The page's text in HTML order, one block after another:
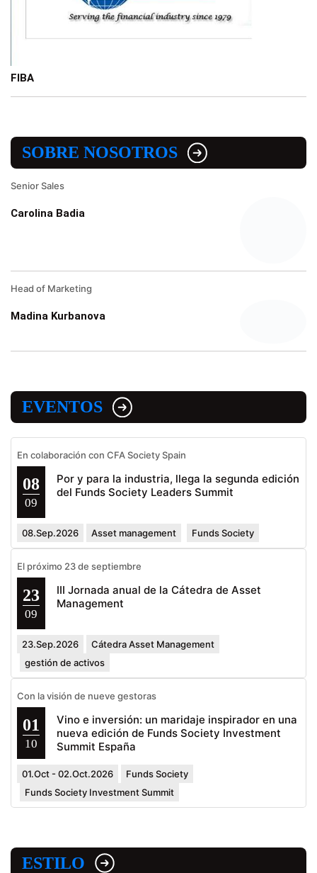
FIBA
SOBRE NOSOTROS
Senior Sales
Carolina Badia
Head of Marketing
Madina Kurbanova
EVENTOS
En colaboración con CFA Society Spain
08
09
Por y para la industria, llega la segunda edición
del Funds Society Leaders Summit
08.Sep.2026 Asset management Funds Society
El próximo 23 de septiembre
23
09
III Jornada anual de la Cátedra de Asset
Management
23.Sep.2026
Cátedra Asset Management
gestión de activos
Con la visión de nueve gestoras
01
10
Vino e inversión: un maridaje inspirador en una
nueva edición de Funds Society Investment
Summit España
01.Oct - 02.Oct.2026
Funds Society
Funds Society Investment Summit
ESTILO